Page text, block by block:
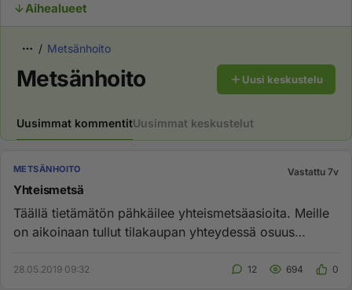
Aihealueet
Metsänhoito
Metsänhoito Uusi keskustelu
Uusimmat kommentitUusimmat keskustelut
METSÄNHOITO Vastattu 7v
Yhteismetsä
Täällä tietämätön pähkäilee yhteismetsäasioita. Meille
on aikoinaan tullut tilakaupan yhteydessä osuus
28.05.2019 09:32 12 694 0